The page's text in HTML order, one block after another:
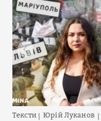
Тексти Юрій Луканов